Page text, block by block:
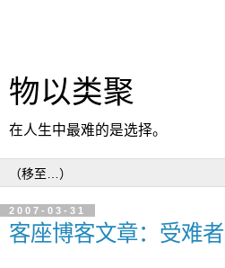
物以类聚
在人生中最难的是选择。
2007-03-31
客座博客文章：受难者